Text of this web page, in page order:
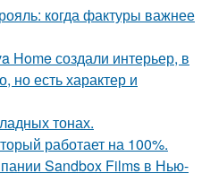
когда фактуры важнее
Home создали интерьер, в
но есть характер и
тонах.
работает на 100%.
Sandbox Films в Нью-